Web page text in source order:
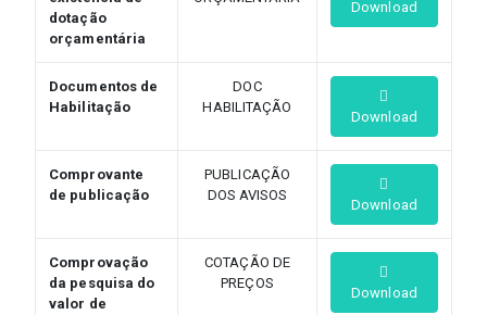
dotação
orçamentária
Download
Documentos de
Habilitação
DOC
HABILITAÇÃO
Download
Comprovante
de publicação
PUBLICAÇÃO
DOS AVISOS
Download
Comprovação
da pesquisa do
valor de
COTAÇÃO DE
PREÇOS
Download